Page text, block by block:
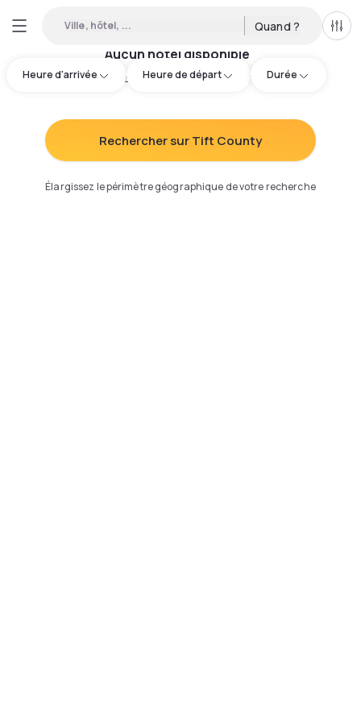
Ville, hôtel, ... Quand ?
Heure d'arrivée Heure de départ Durée
Aucun hôtel disponible
Essayez d'ajuster votre recherche:
Rechercher sur Tift County
Élargissez le périmètre géographique de votre recherche